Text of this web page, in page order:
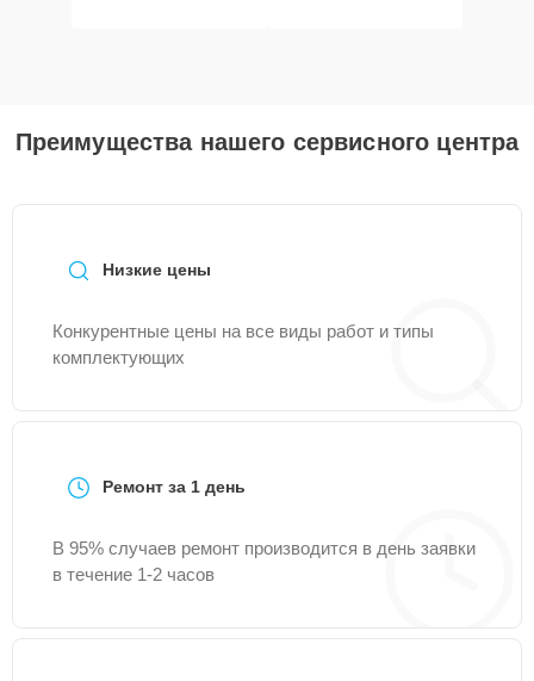
Преимущества нашего сервисного центра
Низкие цены
Конкурентные цены на все виды работ и типы
комплектующих
Ремонт за 1 день
В 95% случаев ремонт производится в день заявки
в течение 1-2 часов